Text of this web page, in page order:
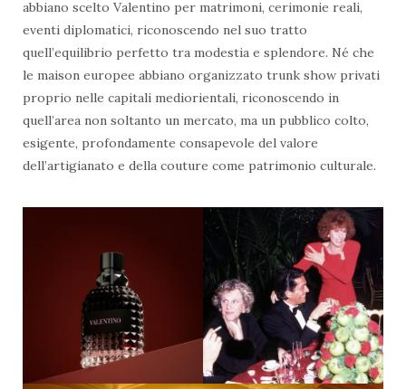
abbiano scelto Valentino per matrimoni, cerimonie reali,
eventi diplomatici, riconoscendo nel suo tratto
quell’equilibrio perfetto tra modestia e splendore. Né che
le maison europee abbiano organizzato trunk show privati
proprio nelle capitali mediorientali, riconoscendo in
quell’area non soltanto un mercato, ma un pubblico colto,
esigente, profondamente consapevole del valore
dell’artigianato e della couture come patrimonio culturale.